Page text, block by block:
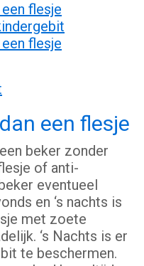
flesje
flesje
een flesje
beker zonder
of anti-
eventueel
en ‘s nachts is
met zoete
‘s Nachts is er
te beschermen.